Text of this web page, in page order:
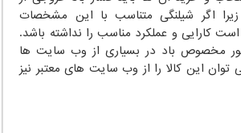
زیرا اگر شیلنگی متناسب با این مشخصات
کارایی و عملکرد مناسب را نداشته باشد.
مخصوص باد در بسیاری از وب سایت ها
این کالا را از وب سایت های معتبر نیز